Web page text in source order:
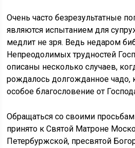
Очень часто безрезультатные
являются испытанием для
медлит не зря. Ведь недаром
Непреодолимых трудностей
описаны несколько случаев,
рождалось долгожданное чадо,
особое благословение от
Обращаться со своими
принято к Святой Матроне
Петербуржской, пресвятой